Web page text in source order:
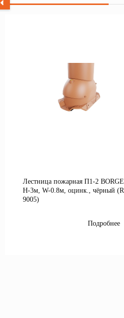
Лестница пожарная П1-2
Н-3м, W-0.8м, оцинк., чёрный
9005)
Подробнее